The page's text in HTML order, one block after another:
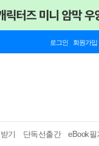
로그인 회원가입
기 단독선출간 eBook필